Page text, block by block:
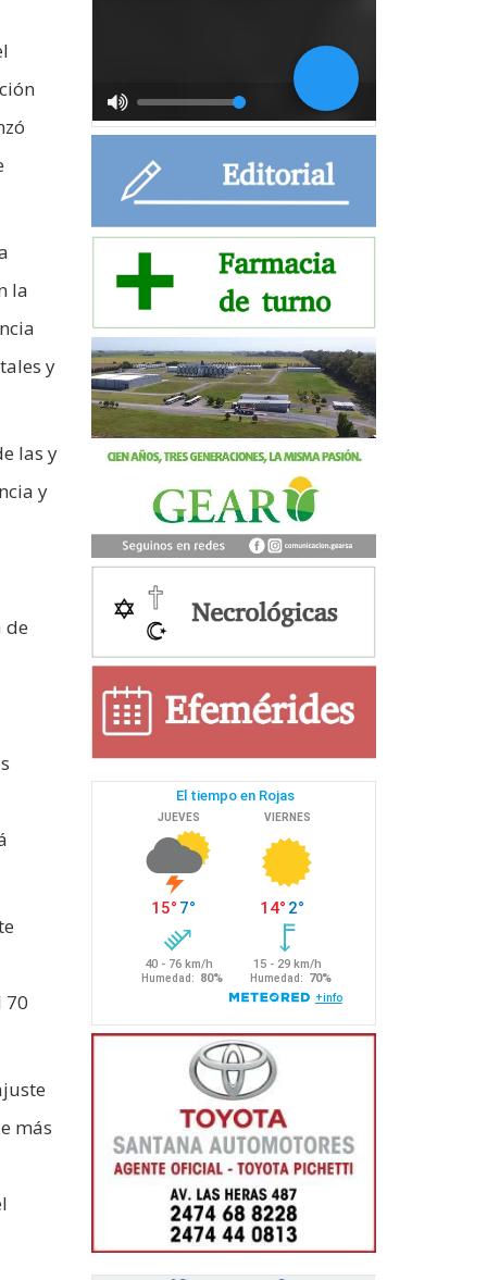
la
y
las y
y
de
70
más